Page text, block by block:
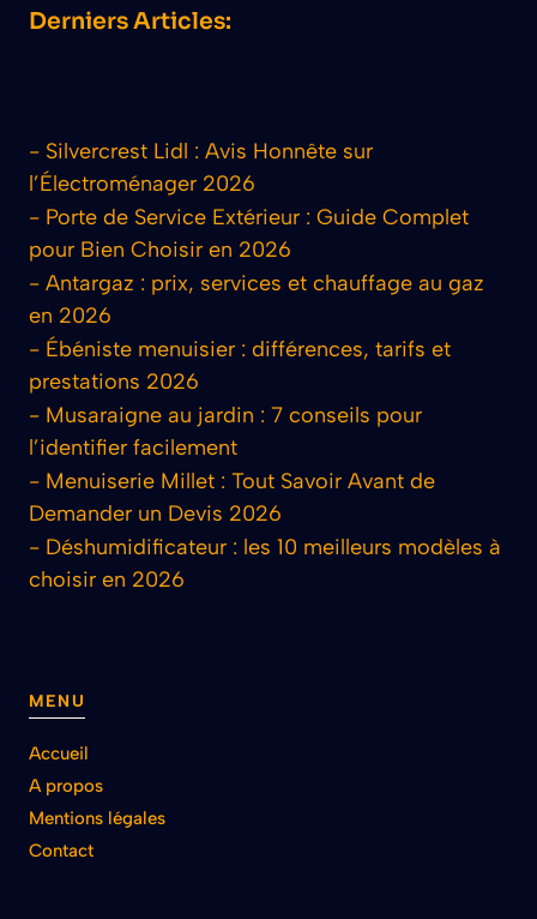
Derniers Articles:
- Silvercrest Lidl : Avis Honnête sur
l’Électroménager 2026
- Porte de Service Extérieur : Guide Complet
pour Bien Choisir en 2026
- Antargaz : prix, services et chauffage au gaz
en 2026
- Ébéniste menuisier : différences, tarifs et
prestations 2026
- Musaraigne au jardin : 7 conseils pour
l’identifier facilement
- Menuiserie Millet : Tout Savoir Avant de
Demander un Devis 2026
- Déshumidificateur : les 10 meilleurs modèles à
choisir en 2026
MENU
Accueil
A propos
Mentions légales
Contact